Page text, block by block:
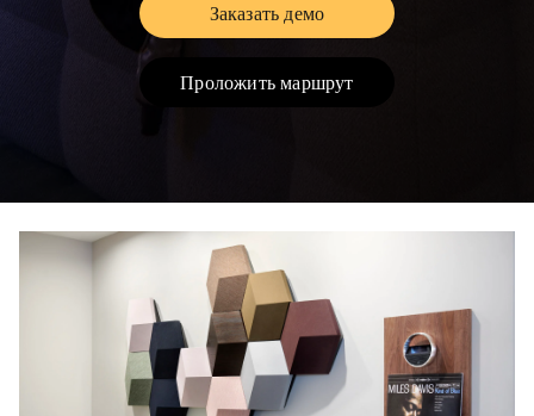
Заказать демоLink Opens in New Tab
Проложить маршрутLink Opens in New Tab